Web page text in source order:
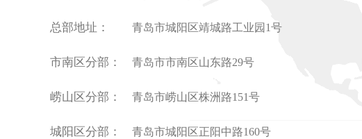
总部地址： 青岛市城阳区靖城路工业园1号
市南区分部： 青岛市市南区山东路29号
崂山区分部： 青岛市崂山区株洲路151号
城阳区分部： 青岛市城阳区正阳中路160号